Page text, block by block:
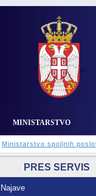
MINISTARSTVO
Ministarstvo spoljnih
PRES SERVIS
Najave